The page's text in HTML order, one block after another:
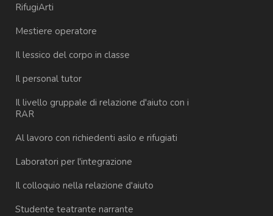
RifugiArti
Mestiere operatore
Il lessico del corpo in classe
Il personal tutor
Il livello gruppale di relazione d'aiuto con i
RAR
Al lavoro con richiedenti asilo e rifugiati
Laboratori per l'integrazione
Il colloquio nella relazione d'aiuto
Studente teatrante narrante